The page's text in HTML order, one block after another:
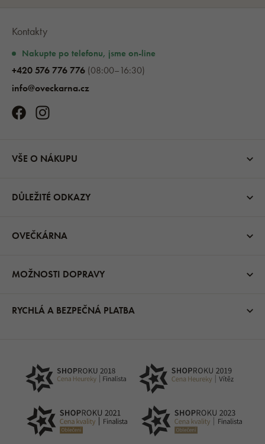
Kontakty
Nakupte po telefonu, jsme on-line
+420 576 776 776 (08:00–16:30)
info@oveckarna.cz
VŠE O NÁKUPU
DŮLEŽITÉ ODKAZY
OVEČKÁRNA
MOŽNOSTI DOPRAVY
RYCHLÁ A BEZPEČNÁ PLATBA